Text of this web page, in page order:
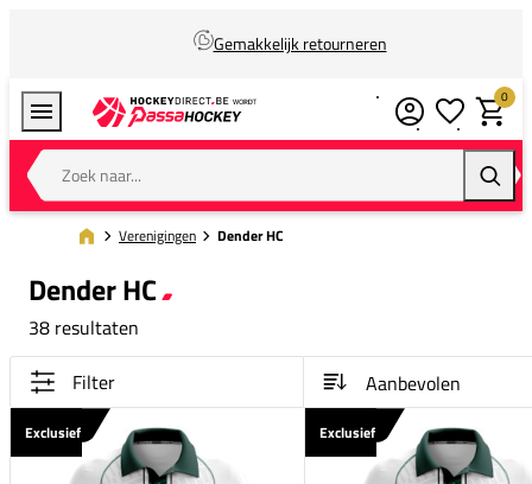
Gemakkelijk retourneren
Zoek naar...
0
Verenigingen Dender HC
Dender HC
38 resultaten
Filter
Exclusief Exclusief